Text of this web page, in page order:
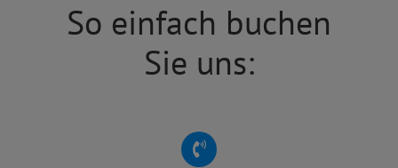
So einfach buchen
Sie uns: